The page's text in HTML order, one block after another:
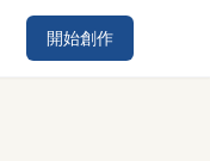
開始創作